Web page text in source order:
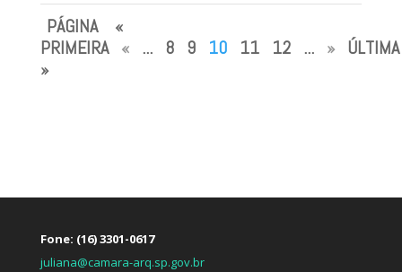
PÁGINA
«
PRIMEIRA « ... 8 9 10 11 12 ... » ÚLTIMA
»
Fone: (16) 3301-0617
juliana@camara-arq.sp.gov.br